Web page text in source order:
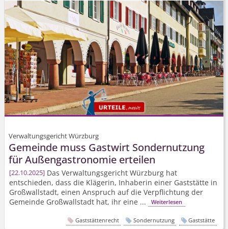
Verwaltungsgericht Würzburg
Gemeinde muss Gastwirt Sondernutzung
für Außengastronomie erteilen
22.10.2025 Das Verwaltungsgericht Würzburg hat
entschieden, dass die Klägerin, Inhaberin einer Gaststätte in
Großwallstadt, einen Anspruch auf die Verpflichtung der
Gemeinde Großwallstadt hat, ihr eine ...
Weiterlesen
Gaststättenrecht Sondernutzung Gaststätte